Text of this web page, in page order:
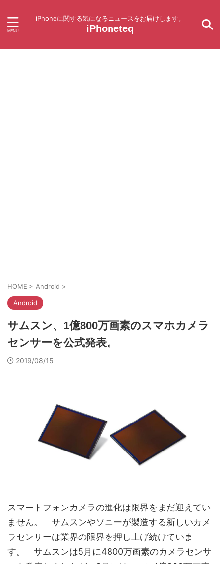
iPhoneに関する気になるニュースをお届けします。
iPhoneteq
HOME > Android >
Android
サムスン、1億800万画素のスマホカメラ
センサーを公式発表。
2019/08/15
スマートフォンカメラの進化は限界をまだ迎えてい
ません。 サムスンやソニーが製造する新しいカメ
ラセンサーは業界の限界を押し上げ続けていま
す。 サムスンは5月に4800万画素のカメラセンサ